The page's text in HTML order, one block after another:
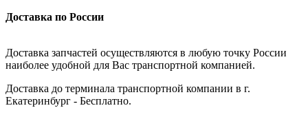
Доставка по России
Доставка запчастей осуществляются в любую точку России
наиболее удобной для Вас транспортной компанией.
Доставка до терминала транспортной компании в г.
Екатеринбург - Бесплатно.